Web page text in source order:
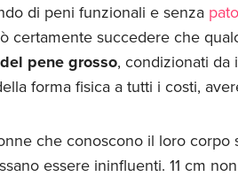
di peni funzionali e senza
certamente succedere che
pene grosso, condizionati da
forma fisica a tutti i costi,
che conoscono il loro
essere ininfluenti. 11 cm